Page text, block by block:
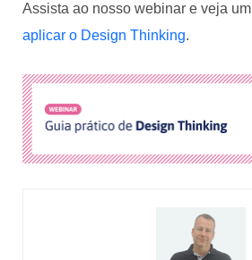
Assista ao nosso webinar e veja um
aplicar o Design Thinking.